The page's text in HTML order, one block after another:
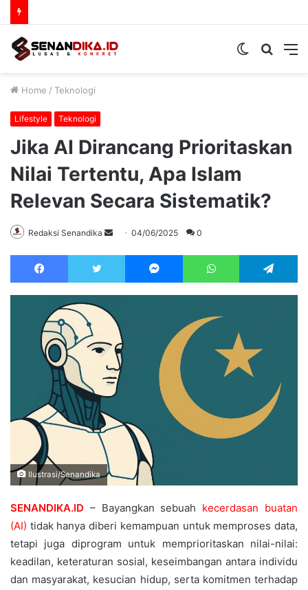
Search
Switch
Home / Teknologi
Lifestyle Teknologi
Jika AI Dirancang Prioritaskan
Nilai Tertentu, Apa Islam
Relevan Secara Sistematik?
Redaksi Senandika
Send04/06/2025 0
Facebook Twitter Messenger WhatsApp
Ilustrasi/Senandika
SENANDIKA.ID – Bayangkan sebuah kecerdasan buatan
(AI) tidak hanya diberi kemampuan untuk memproses data,
tetapi juga diprogram untuk memprioritaskan nilai-nilai:
keadilan, keteraturan sosial, keseimbangan antara individu
dan masyarakat, kesucian hidup, serta komitmen terhadap